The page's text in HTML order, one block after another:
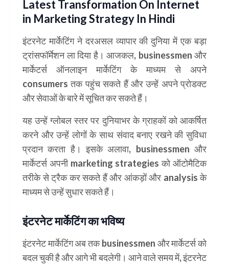
Latest Transformation On Internet
in Marketing Strategy In Hindi
इंटरनेट मार्केटिंग ने दरअसल व्यापार की दुनिया में एक बड़ा
ट्रांसफॉर्मेशन ला दिया है। आजकल, businessmen और
मार्केटर्स ऑनलाइन मार्केटिंग के माध्यम से अपने
consumers तक पहुंच सकते हैं और उन्हें अपने प्रोडक्ट
और सेवाओं के बारे में सूचित कर सकते हैं।
यह उन्हें ग्लोबल स्तर पर दुनियाभर के ग्राहकों को आकर्षित
करने और उन्हें लोगों के साथ संवाद बनाए रखने की सुविधा
प्रदान करता है। इसके अलावा, businessmen और
मार्केटर्स अपनी marketing strategies को ऑटोमैटिक
तरीके से ट्रैक कर सकते हैं और आंकड़ों और analysis के
माध्यम से उन्हें सुधार सकते हैं।
इंटरनेट मार्केटिंग का भविष्य
इंटरनेट मार्केटिंग अब तक businessmen और मार्केटर्स को
बदल चुकी है और आगे भी बदलेगी। आने वाले समय में, इंटरनेट